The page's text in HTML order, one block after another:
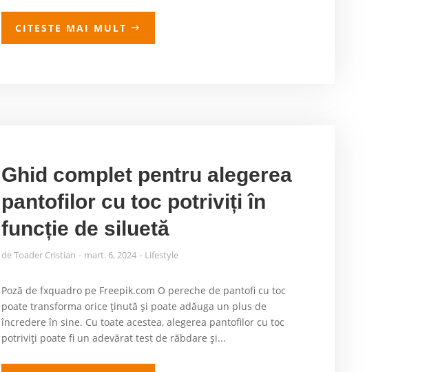
CITESTE MAI MULT
Ghid complet pentru alegerea
pantofilor cu toc potriviți în
funcție de siluetă
deToader Cristian mart. 6, 2024 Lifestyle
Poză de fxquadro pe Freepik.com O pereche de pantofi cu toc
poate transforma orice ținută și poate adăuga un plus de
încredere în sine. Cu toate acestea, alegerea pantofilor cu toc
potriviți poate fi un adevărat test de răbdare și...